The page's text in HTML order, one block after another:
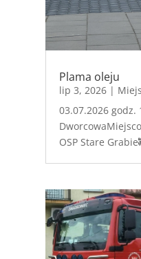
Plama oleju
lip 3, 2026 |
03.07.2026 godz.
OSP Stare